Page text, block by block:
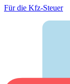
Für die Kfz-Steuer